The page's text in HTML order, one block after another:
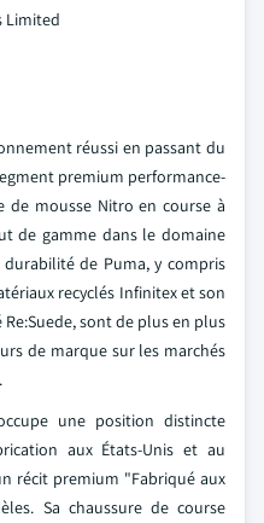
Limited
réussi en passant du
premium performance-
de mousse Nitro en course à
de gamme dans le domaine
de Puma, y compris
recyclés Infinitex et son
sont de plus en plus
de marque sur les marchés
une position distincte
aux États-Unis et au
récit premium "Fabriqué aux
Sa chaussure de course